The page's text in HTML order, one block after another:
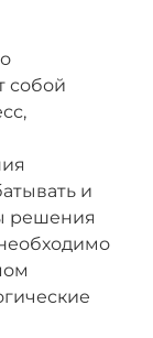
собой
и
решения